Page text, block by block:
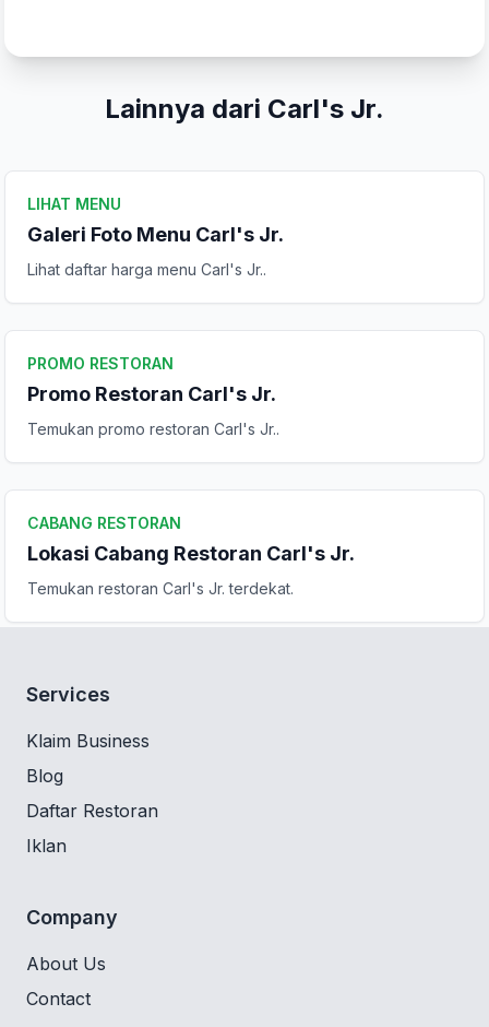
Lainnya dari Carl's Jr.
LIHAT MENU
Galeri Foto Menu Carl's Jr.
Lihat daftar harga menu Carl's Jr..
PROMO RESTORAN
Promo Restoran Carl's Jr.
Temukan promo restoran Carl's Jr..
CABANG RESTORAN
Lokasi Cabang Restoran Carl's Jr.
Temukan restoran Carl's Jr. terdekat.
Services
Klaim Business
Blog
Daftar Restoran
Iklan
Company
About Us
Contact